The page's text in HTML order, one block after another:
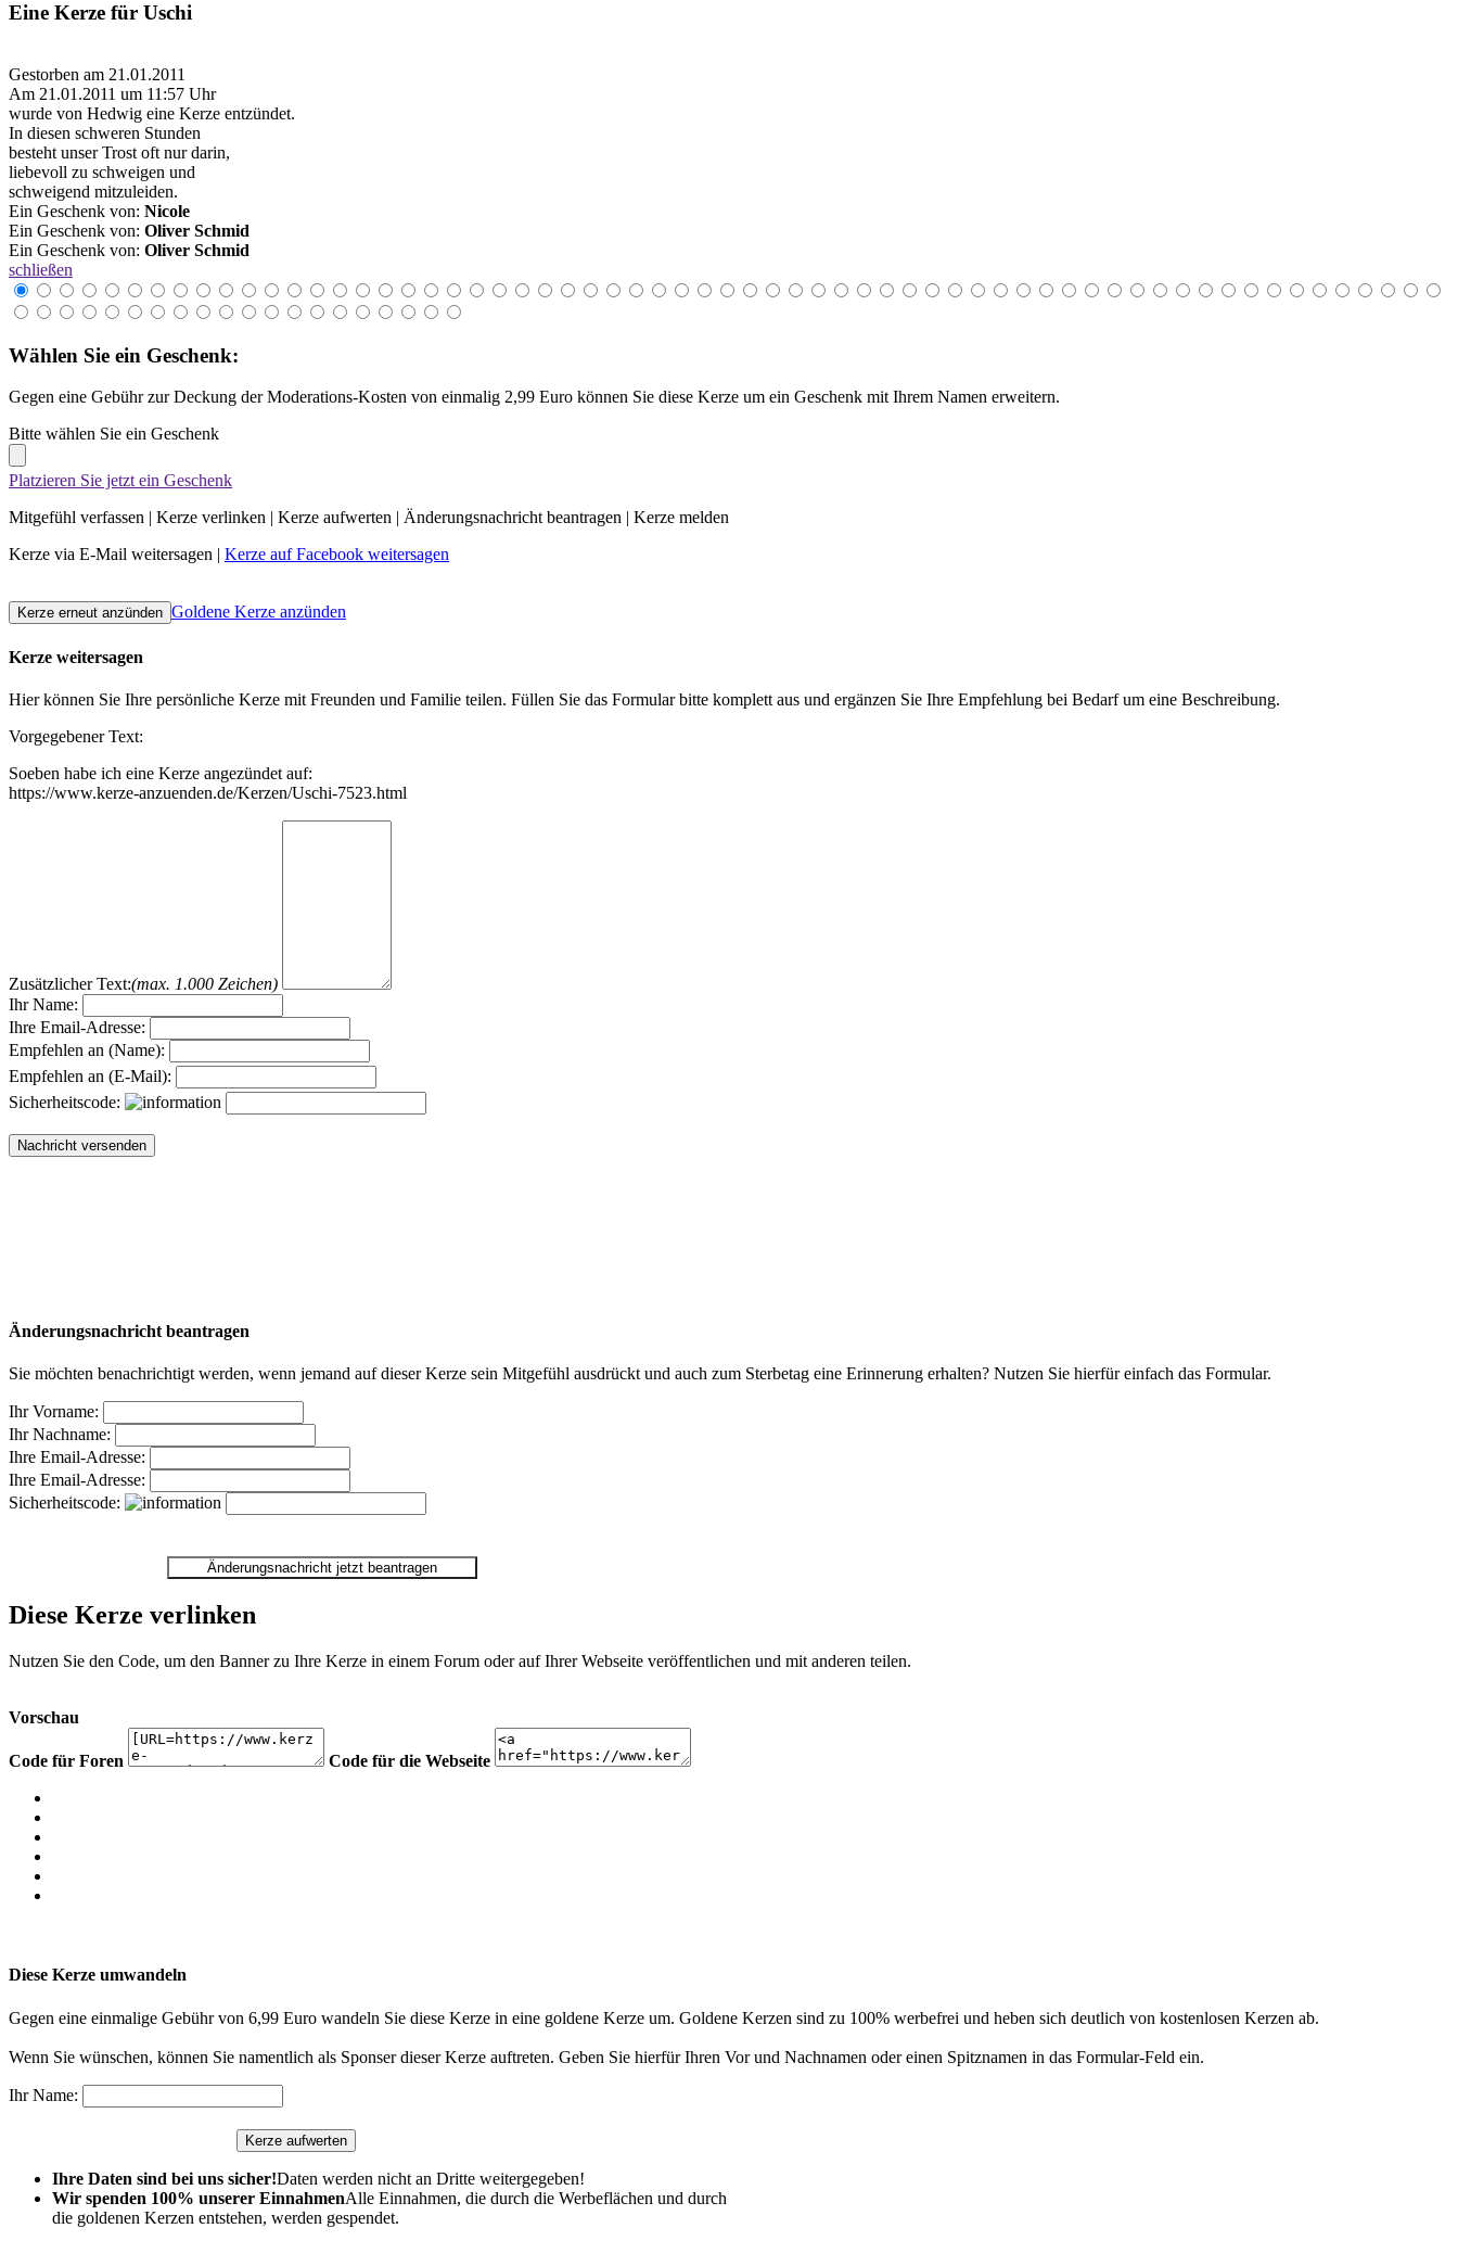
Eine Kerze für Uschi
Gestorben am 21.01.2011
Am 21.01.2011 um 11:57 Uhr
wurde von Hedwig eine Kerze entzündet.
In diesen schweren Stunden
besteht unser Trost oft nur darin,
liebevoll zu schweigen und
schweigend mitzuleiden.
Ein Geschenk von: Nicole
Ein Geschenk von: Oliver Schmid
Ein Geschenk von: Oliver Schmid
schließen
Wählen Sie ein Geschenk:
Gegen eine Gebühr zur Deckung der Moderations-Kosten von einmalig 2,99 Euro können Sie diese Kerze um ein Geschenk mit Ihrem Namen erweitern.
Bitte wählen Sie ein Geschenk
Platzieren Sie jetzt ein Geschenk
Mitgefühl verfassen
Kerze verlinken Kerze aufwerten Änderungsnachricht beantragen
Kerze melden
Kerze via E-Mail weitersagen
Kerze auf Facebook weitersagen
Goldene Kerze anzünden
Kerze weitersagen
Hier können Sie Ihre persönliche Kerze mit Freunden und Familie teilen. Füllen Sie das Formular bitte komplett aus und ergänzen Sie Ihre Empfehlung bei Bedarf um eine Beschreibung.
Vorgegebener Text:
Soeben habe ich eine Kerze angezündet auf:
https://www.kerze-anzuenden.de/Kerzen/Uschi-7523.html
Zusätzlicher Text:(max. 1.000 Zeichen)
Ihr Name:
Ihre Email-Adresse:
Empfehlen an (Name):
Empfehlen an (E-Mail):
Sicherheitscode:
Änderungsnachricht beantragen
Sie möchten benachrichtigt werden, wenn jemand auf dieser Kerze sein Mitgefühl ausdrückt und auch zum Sterbetag eine Erinnerung erhalten? Nutzen Sie hierfür einfach das Formular.
Ihr Vorname:
Ihr Nachname:
Ihre Email-Adresse:
Ihre Email-Adresse:
Sicherheitscode:
Diese Kerze verlinken
Nutzen Sie den Code, um den Banner zu Ihre Kerze in einem Forum oder auf Ihrer Webseite veröffentlichen und mit anderen teilen.
Vorschau
Code für Foren Code für die Webseite
Diese Kerze umwandeln
Gegen eine einmalige Gebühr von 6,99 Euro wandeln Sie diese Kerze in eine goldene Kerze um. Goldene Kerzen sind zu 100% werbefrei und heben sich deutlich von kostenlosen Kerzen ab.
Wenn Sie wünschen, können Sie namentlich als Sponser dieser Kerze auftreten. Geben Sie hierfür Ihren Vor und Nachnamen oder einen Spitznamen in das Formular-Feld ein.
Ihr Name:
Ihre Daten sind bei uns sicher!Daten werden nicht an Dritte weitergegeben!
Wir spenden 100% unserer EinnahmenAlle Einnahmen, die durch die Werbeflächen und durch
die goldenen Kerzen entstehen, werden gespendet.